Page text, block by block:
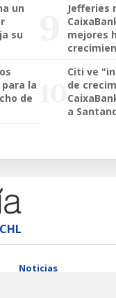
un
su
la
de
Jefferies
mejores
Citi ve
de
a
CHL
Noticias